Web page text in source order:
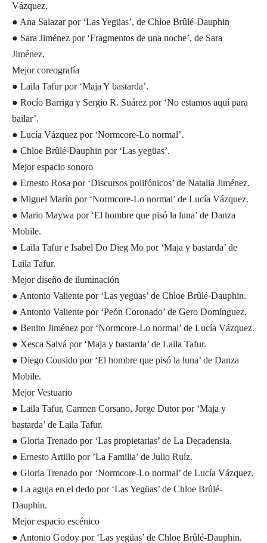
Vázquez.
● Ana Salazar por ‘Las Yegüas’, de Chloe Brûlé-Dauphin
● Sara Jiménez por ‘Fragmentos de una noche’, de Sara
Jiménez.
Mejor coreografía
● Laila Tafur por ‘Maja Y bastarda’.
● Rocío Barriga y Sergio R. Suárez por ‘No estamos aquí para
bailar’.
● Lucía Vázquez por ‘Normcore-Lo normal’.
● Chloe Brûlé-Dauphin por ‘Las yegüas’.
Mejor espacio sonoro
● Ernesto Rosa por ‘Discursos polifónicos’ de Natalia Jiménez.
● Miguel Marín por ‘Normcore-Lo normal’ de Lucía Vázquez.
● Mario Maywa por ‘El hombre que pisó la luna’ de Danza
Mobile.
● Laila Tafur e Isabel Do Dieg Mo por ‘Maja y bastarda’ de
Laila Tafur.
Mejor diseño de iluminación
● Antonio Valiente por ‘Las yegüas’ de Chloe Brûlé-Dauphin.
● Antonio Valiente por ‘Peón Coronado’ de Gero Domínguez.
● Benito Jiménez por ‘Normcore-Lo normal’ de Lucía Vázquez.
● Xesca Salvá por ‘Maja y bastarda’ de Laila Tafur.
● Diego Cousido por ‘El hombre que pisó la luna’ de Danza
Mobile.
Mejor Vestuario
● Laila Tafur, Carmen Corsano, Jorge Dutor por ‘Maja y
bastarda’ de Laila Tafur.
● Gloria Trenado por ‘Las propietarias’ de La Decadensia.
● Ernesto Artillo por ’La Familia’ de Julio Ruíz.
● Gloria Trenado por ‘Normcore-Lo normal’ de Lucía Vázquez.
● La aguja en el dedo por ‘Las Yegüas’ de Chloe Brûlé-
Dauphin.
Mejor espacio escénico
● Antonio Godoy por ‘Las yegüas’ de Chloe Brûlé-Dauphin.